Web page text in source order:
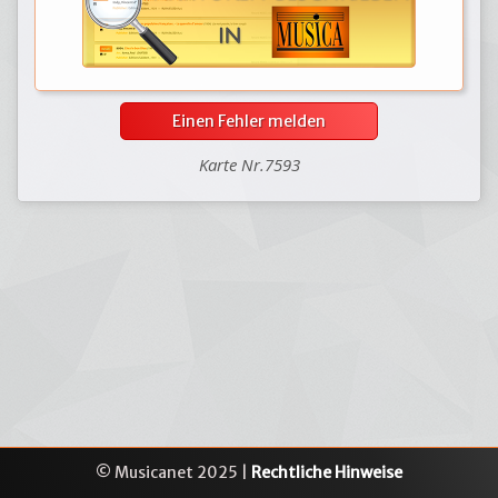
Einen Fehler melden
Karte Nr.7593
© Musicanet 2025 | Rechtliche Hinweise